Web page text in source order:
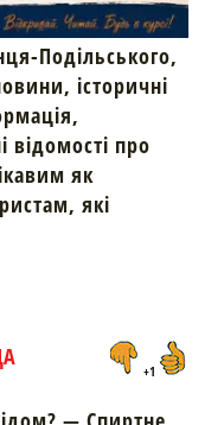
Подільського,
історичні
відомості про
як
які
+1